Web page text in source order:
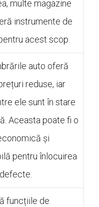
multe magazine
instrumente de
acest scop.
auto oferă
reduse, iar
ele sunt în stare
Aceasta poate fi o
și
pentru înlocuirea
funcțiile de